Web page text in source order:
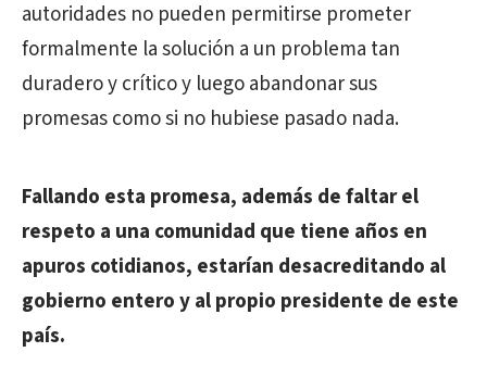
autoridades no pueden permitirse prometer
formalmente la solución a un problema tan
duradero y crítico y luego abandonar sus
promesas como si no hubiese pasado nada.
Fallando esta promesa, además de faltar el
respeto a una comunidad que tiene años en
apuros cotidianos, estarían desacreditando al
gobierno entero y al propio presidente de este
país.